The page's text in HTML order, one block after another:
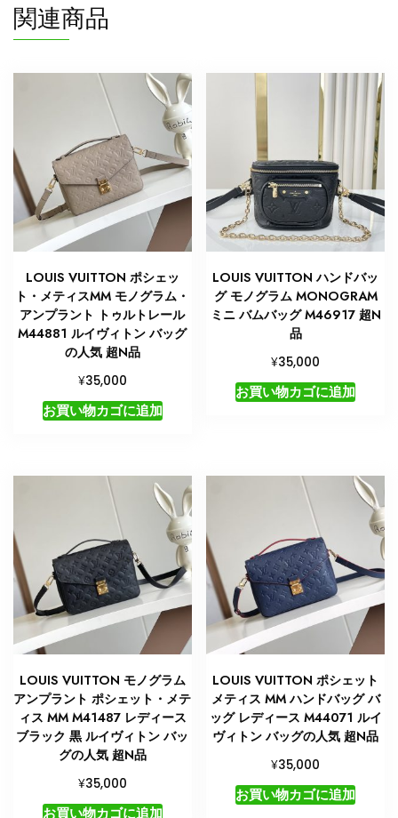
ィ
ト
ト
ッ
グ
人
気
キ
ン
グ
関連商品
LOUIS VUITTON ポシェッ
ト・メティスMM モノグラム・
アンプラント トゥルトレール
M44881 ルイヴィトン バッグ
の人気 超N品
¥35,000
お買い物カゴに追加
LOUIS VUITTON ハンドバッ
グ モノグラム MONOGRAM
ミニ バムバッグ M46917 超N
品
¥35,000
お買い物カゴに追加
LOUIS VUITTON モノグラム
アンプラント ポシェット・メテ
ィス MM M41487 レディース
ブラック 黒 ルイヴィトン バッ
グの人気 超N品
¥35,000
お買い物カゴに追加
LOUIS VUITTON ポシェット
メティス MM ハンドバッグ バ
ッグ レディース M44071 ルイ
ヴィトン バッグの人気 超N品
¥35,000
お買い物カゴに追加